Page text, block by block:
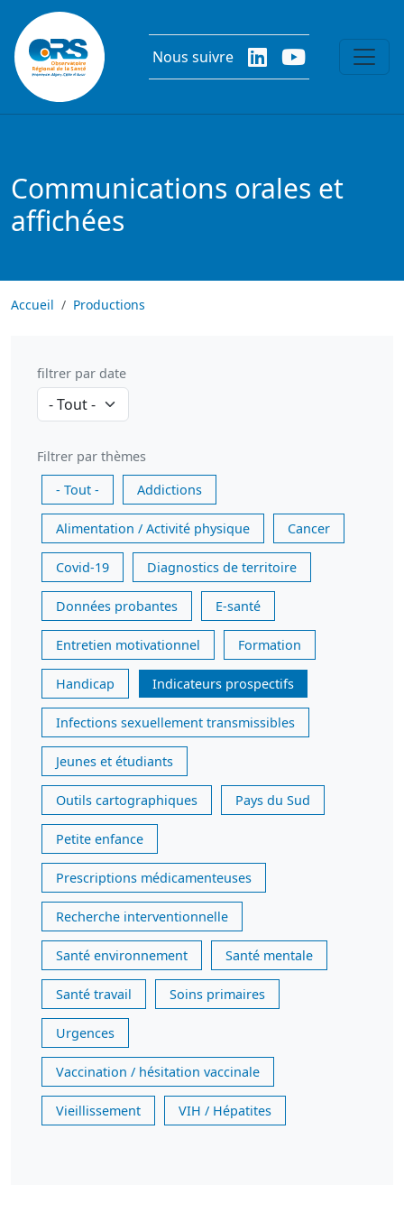
Aller au contenu principal
Nous suivre
Communications orales et
affichées
Accueil Productions
filtrer par date
Filtrer par thèmes
- Tout -
Addictions
Alimentation / Activité physique Cancer
Covid-19 Diagnostics de territoire
Données probantes E-santé
Entretien motivationnel Formation
Handicap Indicateurs prospectifs
Infections sexuellement transmissibles
Jeunes et étudiants
Outils cartographiques Pays du Sud
Petite enfance
Prescriptions médicamenteuses
Recherche interventionnelle
Santé environnement Santé mentale
Santé travail Soins primaires
Urgences
Vaccination / hésitation vaccinale
Vieillissement VIH / Hépatites